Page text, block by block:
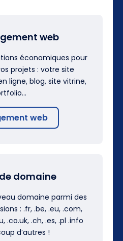
web
économiques pour
projets : votre site
ligne, blog, site vitrine,
web
domaine
domaine parmi des
: .fr, .be, .eu, .com,
.co.uk, .ch, .es, .pl .info
d’autres !